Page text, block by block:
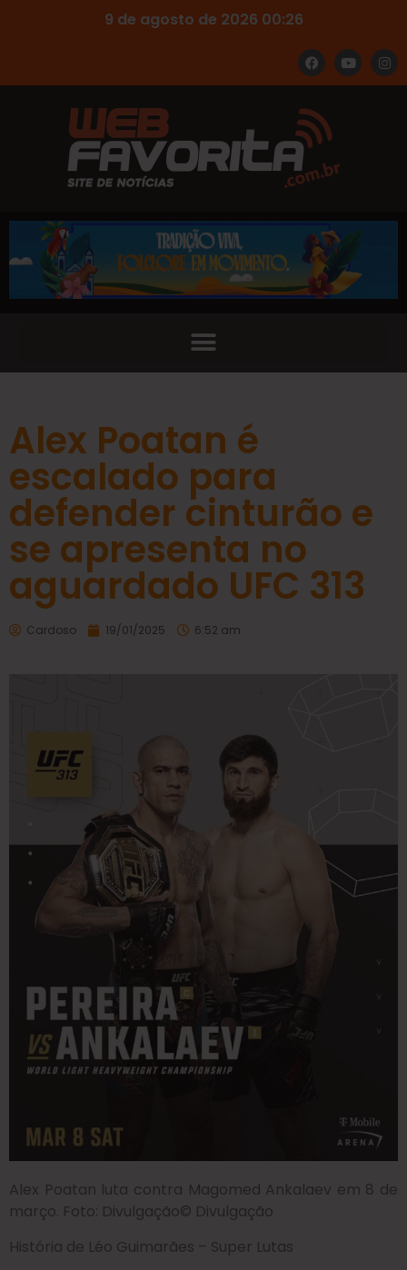
9 de agosto de 2026 00:26
Alex Poatan é
escalado para
defender cinturão e
se apresenta no
aguardado UFC 313
Cardoso 19/01/2025 6:52 am
Alex Poatan luta contra Magomed Ankalaev em 8 de
março. Foto: Divulgação© Divulgação
História de Léo Guimarães – Super Lutas